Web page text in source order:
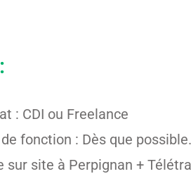
: CDI ou Freelance
fonction : Dès que possible.
sur site à Perpignan +